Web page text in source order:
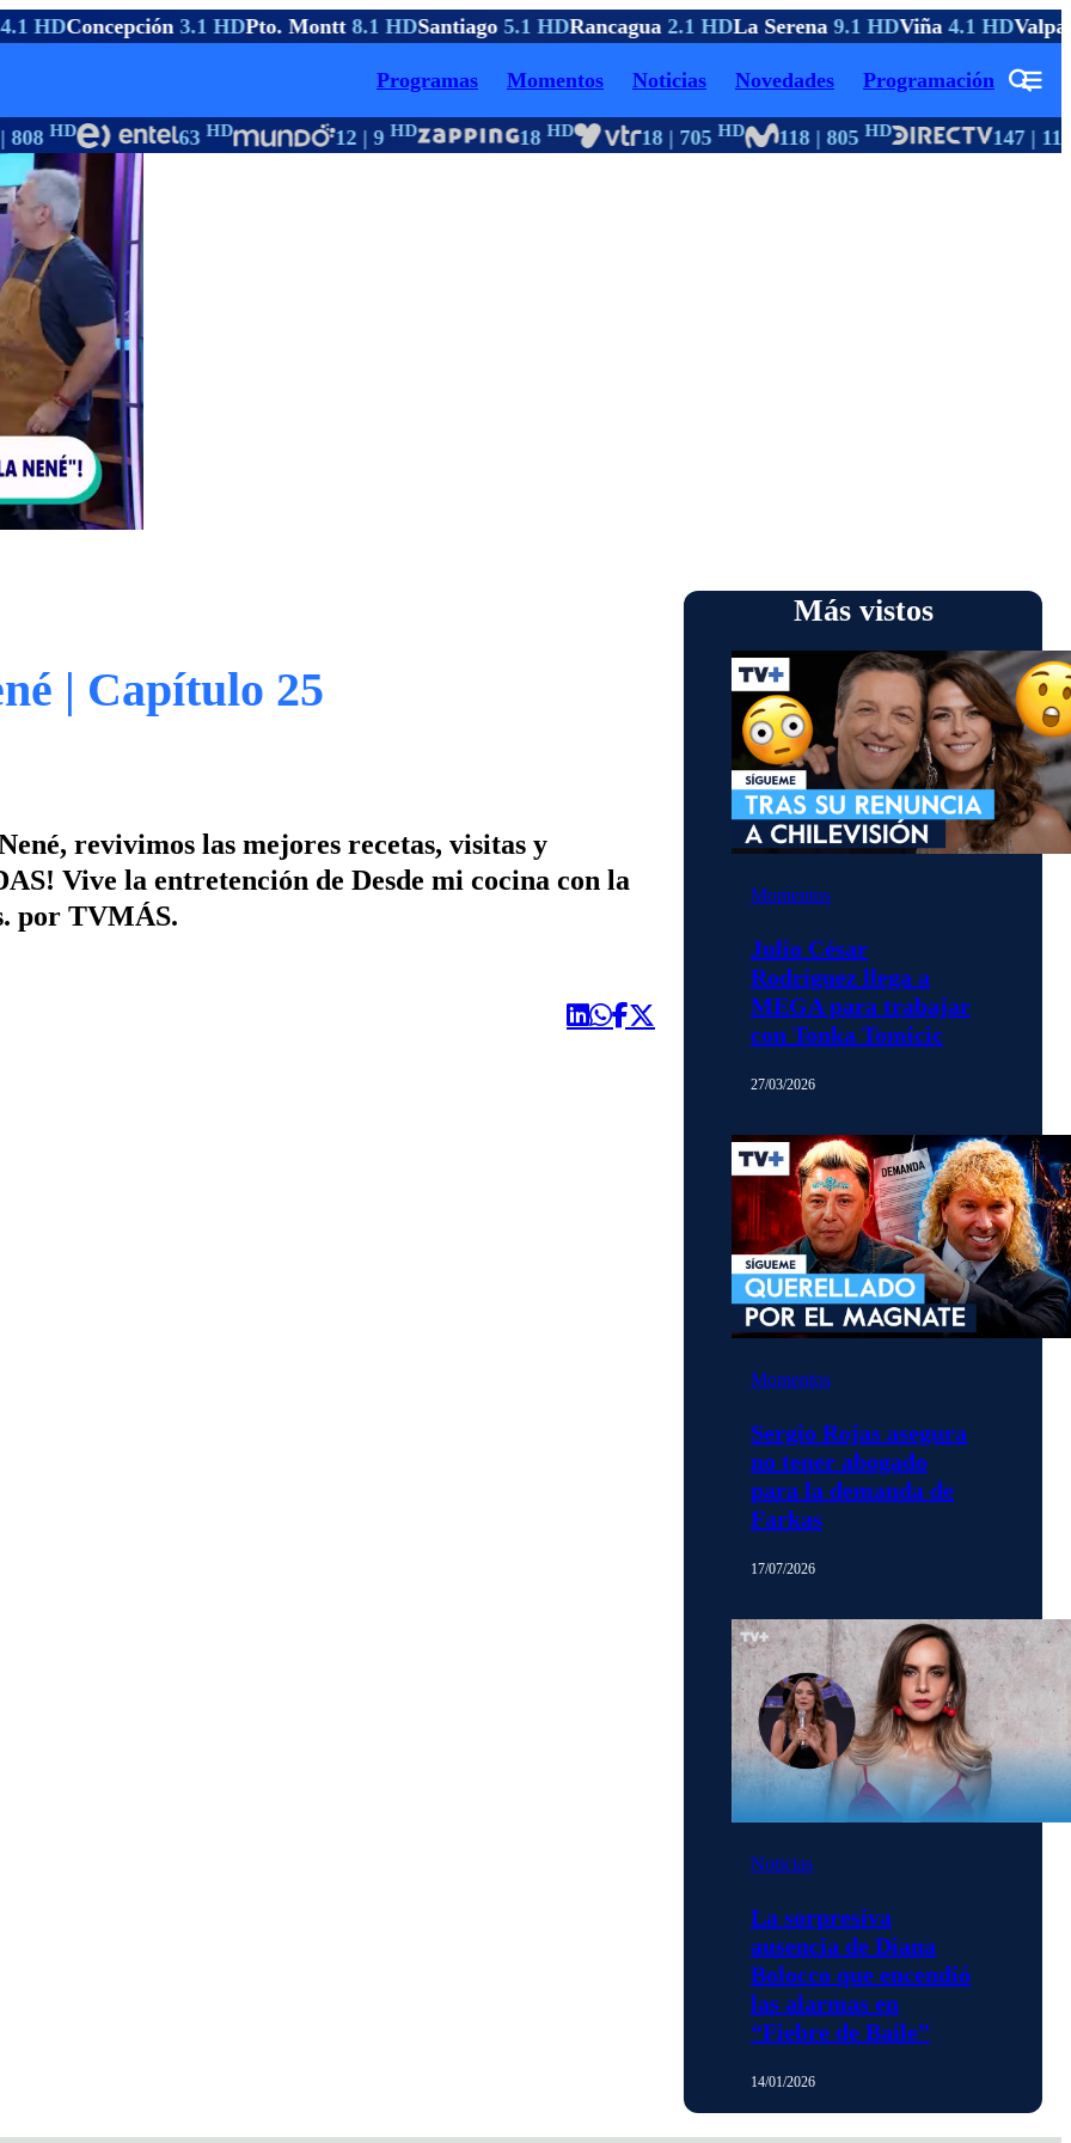
HDConcepción3.1 HDPto. Montt8.1 HDSantiago5.1 HDRancagua2.1 HDLa Serena9.1 HDViña4.1 HD
Programas Momentos Noticias Novedades Programación
HD 63HD 12 | 9HD 18HD 18 | 705HD 118 | 805HD 147 |
| Capítulo 25
revivimos las mejores recetas, visitas y
Vive la entretención de Desde mi cocina con la
por TVMÁS.
Más vistos
Momentos
Julio César
Rodríguez llega a
MEGA para trabajar
con Tonka Tomicic
27/03/2026
Momentos
Sergio Rojas asegura
no tener abogado
para la demanda de
Farkas
17/07/2026
Noticias
La sorpresiva
ausencia de Diana
Bolocco que encendió
las alarmas en
“Fiebre de Baile”
14/01/2026